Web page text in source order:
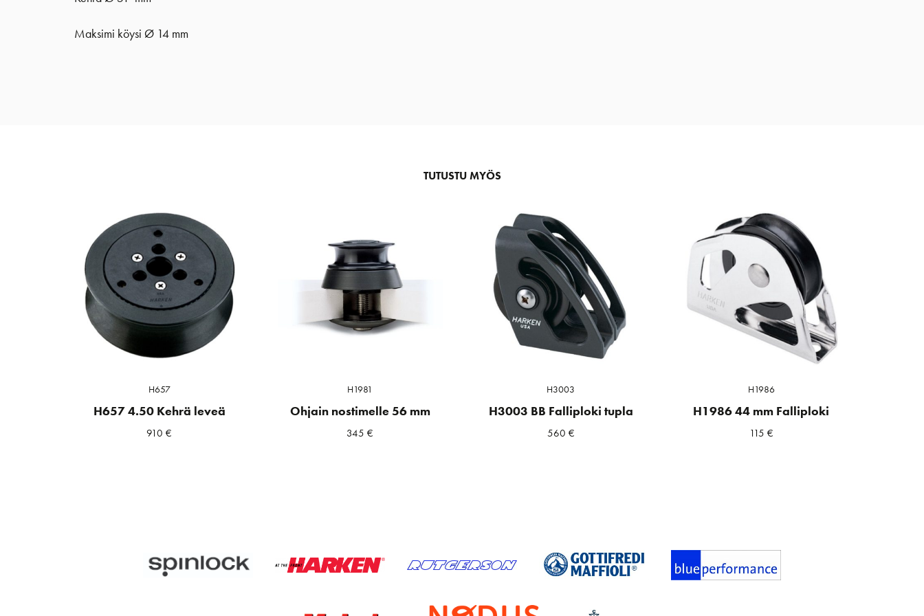
Maksimi köysi Ø 14 mm
TUTUSTU MYÖS
H657
H657 4.50 Kehrä leveä
910€
H1981
Ohjain nostimelle 56 mm
345€
H3003
H3003 BB Falliploki tupla
560 €
H1986
H1986 44 mm Falliploki
115 €